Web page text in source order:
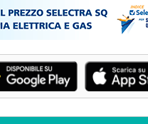
ENI ACCORDO